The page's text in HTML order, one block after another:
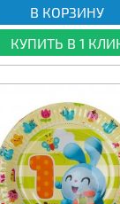
В КОРЗИНУ
КУПИТЬ В 1